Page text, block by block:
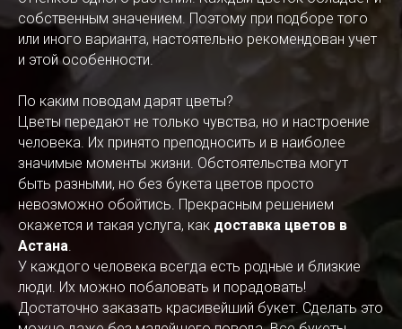
собственным значением. Поэтому при подборе того
или иного варианта, настоятельно рекомендован учет
и этой особенности.
По каким поводам дарят цветы?
Цветы передают не только чувства, но и настроение
человека. Их принято преподносить и в наиболее
значимые моменты жизни. Обстоятельства могут
быть разными, но без букета цветов просто
невозможно обойтись. Прекрасным решением
окажется и такая услуга, как доставка цветов в
Астана.
У каждого человека всегда есть родные и близкие
люди. Их можно побаловать и порадовать!
Достаточно заказать красивейший букет. Сделать это